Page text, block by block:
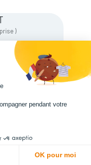
)
pendant votre
OK pour moi